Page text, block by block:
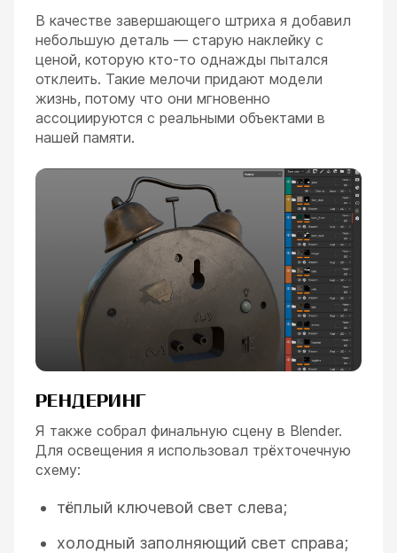
В качестве завершающего штриха я добавил
небольшую деталь — старую наклейку с
ценой, которую кто-то однажды пытался
отклеить. Такие мелочи придают модели
жизнь, потому что они мгновенно
ассоциируются с реальными объектами в
нашей памяти.
РЕНДЕРИНГ
Я также собрал финальную сцену в Blender.
Для освещения я использовал трёхточечную
схему:
тёплый ключевой свет слева;
холодный заполняющий свет справа;